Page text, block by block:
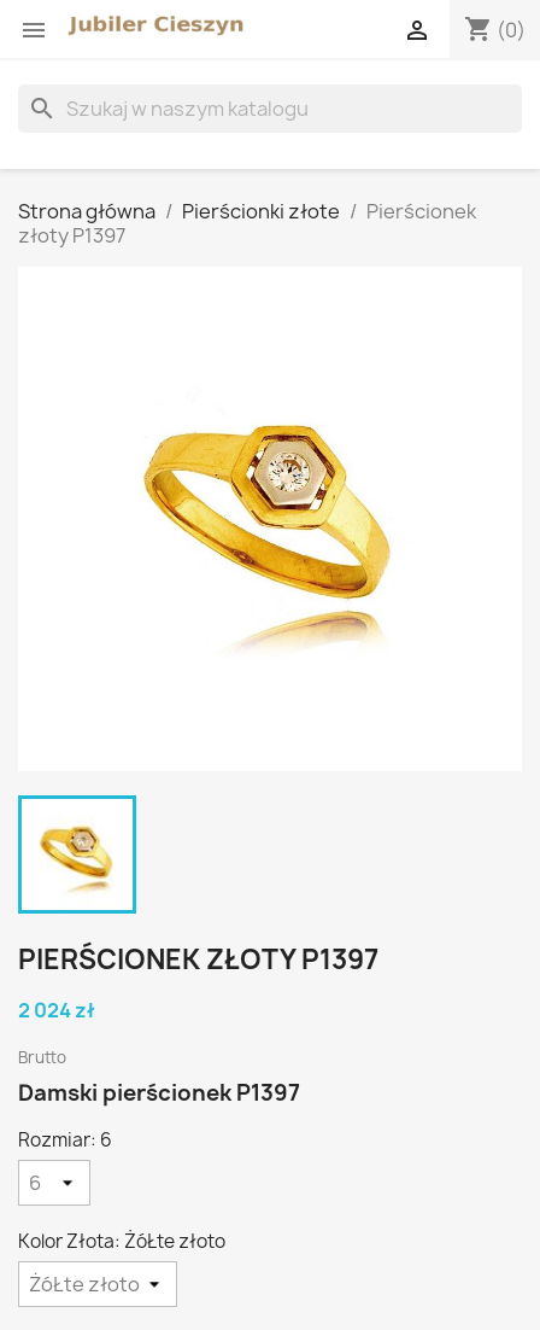
 shopping_cart (0)

search
Strona główna Pierścionki złote
Pierścionek
złoty P1397
PIERŚCIONEK ZŁOTY P1397
2 024 zł
Brutto
Damski pierścionek P1397
Rozmiar: 6
Kolor Złota: ŻóŁte złoto